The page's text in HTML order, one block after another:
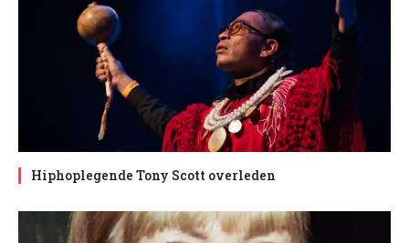
Hiphoplegende Tony Scott overleden